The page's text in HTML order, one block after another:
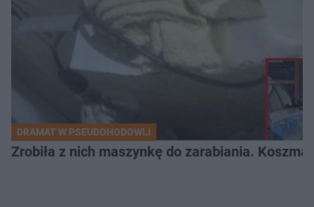
DRAMAT W PSEUDOHODOWLI
Zrobiła z nich maszynkę do zarabiania.